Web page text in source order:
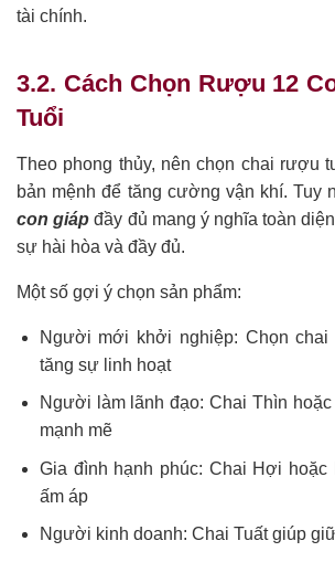
tài chính.
3.2. Cách Chọn Rượu 12
Tuổi
Theo phong thủy, nên chọn chai rượu
bản mệnh để tăng cường vận khí. Tuy
con giáp đầy đủ mang ý nghĩa toàn
sự hài hòa và đầy đủ.
Một số gợi ý chọn sản phẩm:
Người mới khởi nghiệp: Chọn chai
tăng sự linh hoạt
Người làm lãnh đạo: Chai Thìn
mạnh mẽ
Gia đình hạnh phúc: Chai Hợi hoặc
ấm áp
Người kinh doanh: Chai Tuất giúp